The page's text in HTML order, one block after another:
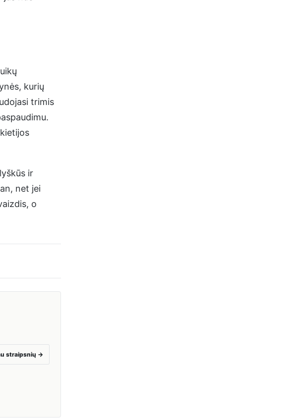
kurių
trimis
ir
net jei
o
straipsnių →